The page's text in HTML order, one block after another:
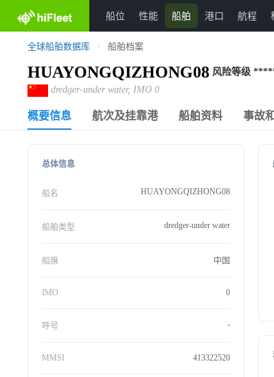
船位 性能 船舶 港口 航程
全球船舶数据库 / 船舶档案
HUAYONGQIZHONG08 风险等级
dredger-under water, IMO 0
概要信息 航次及挂靠港 船舶资料 事故
总体信息
船名 HUAYONGQIZHONG08
船舶类型 dredger-under water
船旗 中国
IMO 0
呼号 -
MMSI 413322520